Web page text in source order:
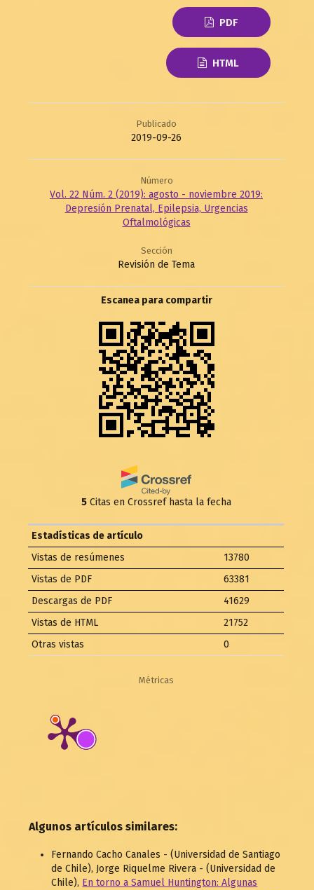
PDF
HTML
Publicado
2019-09-26
Número
Vol. 22 Núm. 2 (2019): agosto - noviembre 2019:
Depresión Prenatal, Epilepsia, Urgencias
Oftalmológicas
Sección
Revisión de Tema
Escanea para compartir
5 Citas en Crossref hasta la fecha
Estadísticas de artículo
Vistas de resúmenes
13780
Vistas de PDF
63381
Descargas de PDF
41629
Vistas de HTML
21752
Otras vistas
0
Métricas
Algunos artículos similares:
Fernando Cacho Canales - (Universidad de Santiago
de Chile), Jorge Riquelme Rivera - (Universidad de
Chile), En torno a Samuel Huntington: Algunas